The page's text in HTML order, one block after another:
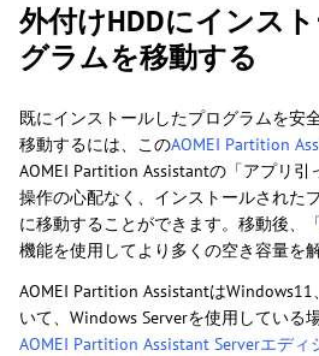
外付けHDDにインス
グラムを移動する
既にインストールしたプログラムを安
移動するには、このAOMEI Partition
AOMEI Partition Assistantの「アプリ
操作の心配なく、インストールされた
に移動することができます。移動後、
機能を使用してより多くの空き容量を
AOMEI Partition Assistantは
いて、Windows Serverを使用している場
AOMEI Partition Assistant Serverエディ